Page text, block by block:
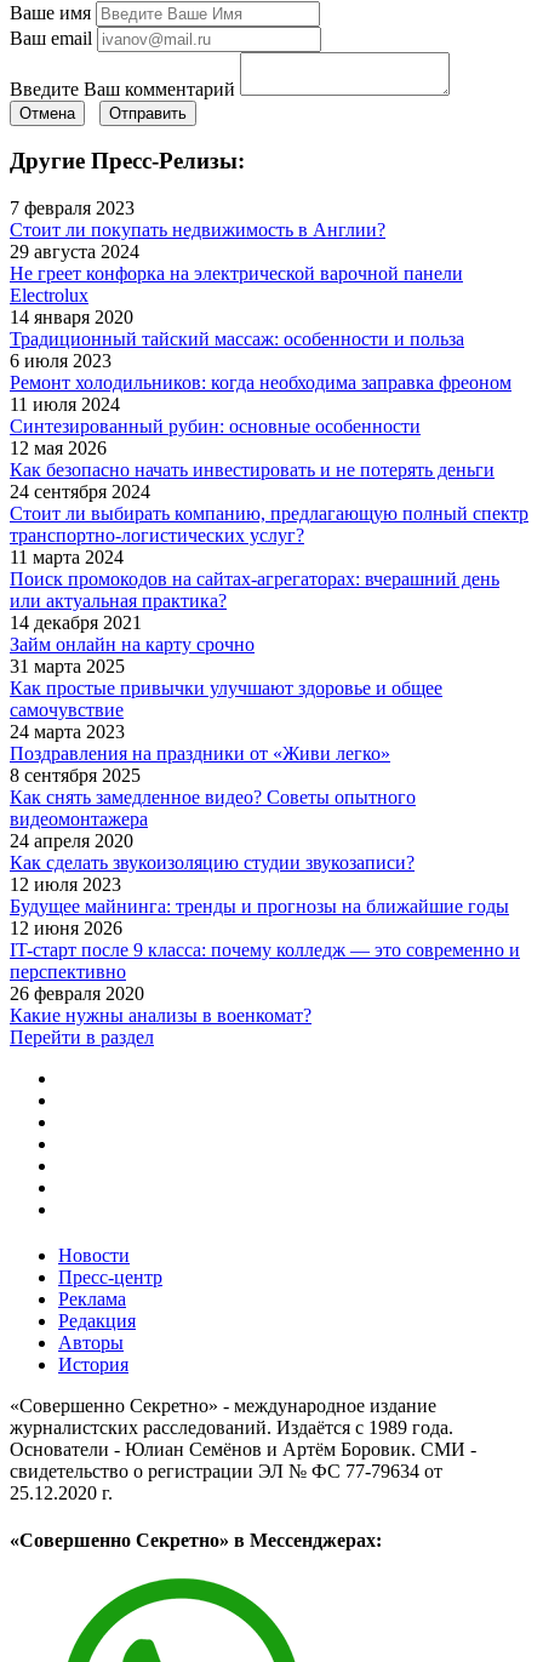
Ваше имя
Ваш email
Введите Ваш комментарий
Отмена Отправить
Другие Пресс-Релизы:
7 февраля 2023
Стоит ли покупать недвижимость в Англии?
29 августа 2024
Не греет конфорка на электрической варочной панели
Electrolux
14 января 2020
Традиционный тайский массаж: особенности и польза
6 июля 2023
Ремонт холодильников: когда необходима заправка фреоном
11 июля 2024
Синтезированный рубин: основные особенности
12 мая 2026
Как безопасно начать инвестировать и не потерять деньги
24 сентября 2024
Стоит ли выбирать компанию, предлагающую полный спектр
транспортно-логистических услуг?
11 марта 2024
Поиск промокодов на сайтах-агрегаторах: вчерашний день
или актуальная практика?
14 декабря 2021
Займ онлайн на карту срочно
31 марта 2025
Как простые привычки улучшают здоровье и общее
самочувствие
24 марта 2023
Поздравления на праздники от «Живи легко»
8 сентября 2025
Как снять замедленное видео? Советы опытного
видеомонтажера
24 апреля 2020
Как сделать звукоизоляцию студии звукозаписи?
12 июля 2023
Будущее майнинга: тренды и прогнозы на ближайшие годы
12 июня 2026
IT-старт после 9 класса: почему колледж — это современно и
перспективно
26 февраля 2020
Какие нужны анализы в военкомат?
Перейти в раздел
Новости
Пресс-центр
Реклама
Редакция
Авторы
История
«Совершенно Секретно» - международное издание
журналистских расследований. Издаётся с 1989 года.
Основатели - Юлиан Семёнов и Артём Боровик. CМИ -
свидетельство о регистрации ЭЛ № ФС 77-79634 от
25.12.2020 г.
«Совершенно Секретно» в Мессенджерах: